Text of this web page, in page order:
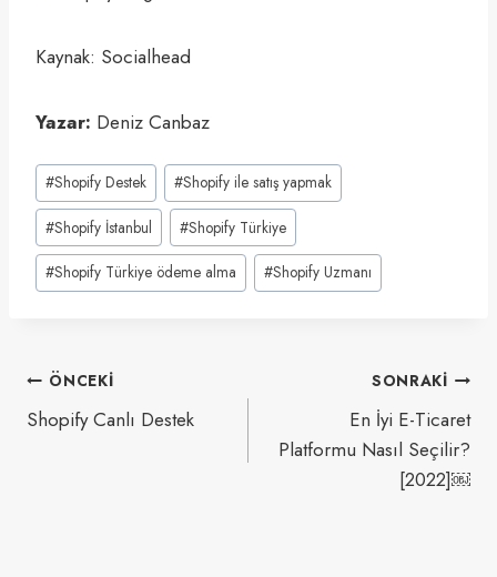
Kaynak: Socialhead
Yazar: Deniz Canbaz
Post
Tags:
#Shopify Destek #Shopify ile satış yapmak
#Shopify İstanbul #Shopify Türkiye
#Shopify Türkiye ödeme alma #Shopify Uzmanı
Yazı
gezinmesi
ÖNCEKI
Shopify Canlı Destek
SONRAKI
En İyi E-Ticaret
Platformu Nasıl Seçilir?
[2022]￼